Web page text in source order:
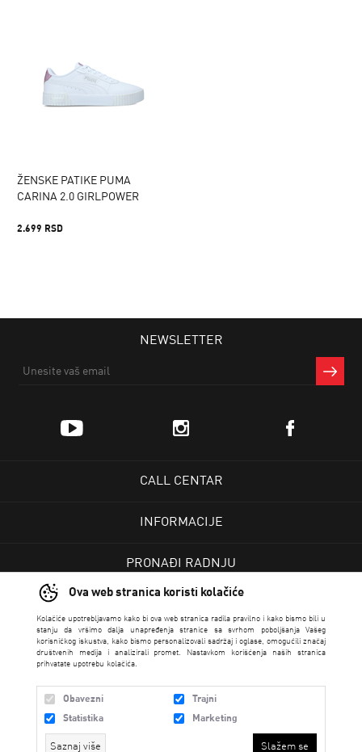
Ova web stranica koristi kolačiće
Kolačiće upotrebljavamo kako bi ova web stranica radila pravilno i kako bismo bili u
stanju da vršimo dalja unapređenja stranice sa svrhom poboljšanja Vašeg
korisničkog iskustva, kako bismo personalizovali sadržaj i oglase, omogućili značaj
društvenih medija i analizirali promet. Nastavkom korišćenja naših stranica
prihvatate upotrebu kolačića.
Obavezni
Trajni
Statistika
Marketing
Saznaj više Slažem se
ŽENSKE PATIKE PUMA
CARINA 2.0 GIRLPOWER
2.699 RSD
NEWSLETTER
CALL CENTAR
INFORMACIJE
PRONAĐI RADNJU
USLOVI PRODAJE